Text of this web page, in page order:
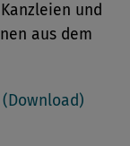
und
aus dem